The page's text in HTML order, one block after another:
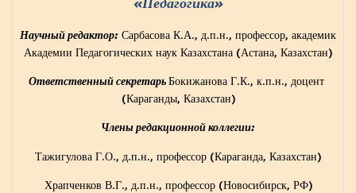
Научный редактор: Сарбасова К.А., д.п.н., профессор, академик
Академии Педагогических наук Казахстана (Астана, Казахстан)
Ответственный секретарьБокижанова Г.К., к.п.н., доцент
(Караганды, Казахстан)
Члены редакционной коллегии:
Тажигулова Г.О., д.п.н., профессор (Караганда, Казахстан)
Храпченков В.Г., д.п.н., профессор (Новосибирск, РФ)